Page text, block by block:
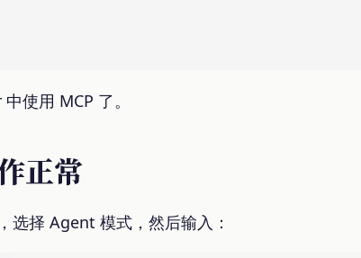
使用 MCP 了。
正常
择 Agent 模式，然后输入：